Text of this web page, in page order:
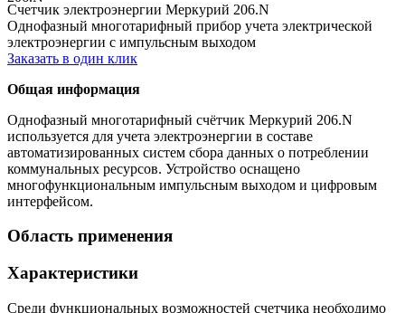
Счетчик электроэнергии Меркурий 206.N
Однофазный многотарифный прибор учета электрической
электроэнергии с импульсным выходом
Заказать в один клик
Общая информация
Однофазный многотарифный счётчик Меркурий 206.N
используется для учета электроэнергии в составе
автоматизированных систем сбора данных о потреблении
коммунальных ресурсов. Устройство оснащено
многофункциональным импульсным выходом и цифровым
интерфейсом.
Область применения
Характеристики
Среди функциональных возможностей счетчика необходимо